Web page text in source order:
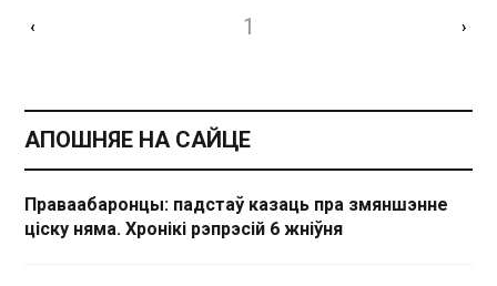
‹ 1 ›
АПОШНЯЕ НА САЙЦЕ
Праваабаронцы: падстаў казаць пра змяншэнне
ціску няма. Хронікі рэпрэсій 6 жніўня